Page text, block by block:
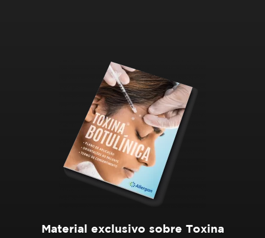
Material exclusivo sobre Toxina